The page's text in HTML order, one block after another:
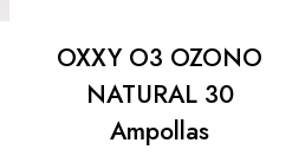
OXXY O3 OZONO
NATURAL 30
Ampollas